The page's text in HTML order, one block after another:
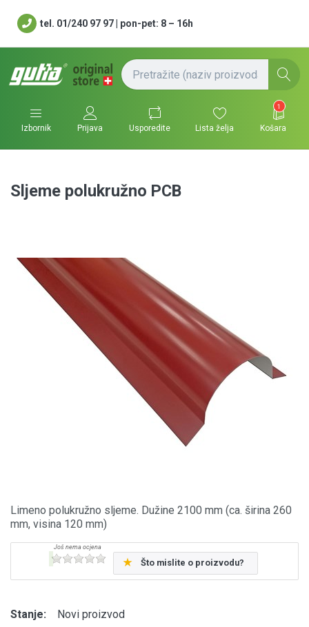
tel. 01/240 97 97 | pon-pet: 8 – 16h
Izbornik Prijava Usporedite Lista želja
1
Košara
Sljeme polukružno PCB
Limeno polukružno sljeme. Dužine 2100 mm (ca. širina 260
mm, visina 120 mm)
Što mislite o proizvodu?
Stanje: Novi proizvod